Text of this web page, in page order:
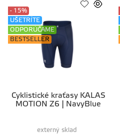
Cyklistické kraťasy KALAS
MOTION Z6 | NavyBlue
- 15%
UŠETRÍTE
ODPORÚČAME
BESTSELLER
externý sklad